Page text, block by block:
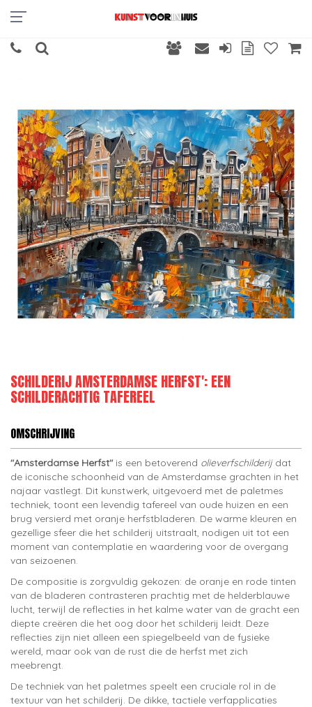
SCHILDERIJ AMSTERDAMSE HERFST': EEN
SCHILDERACHTIG TAFEREEL
OMSCHRIJVING
"Amsterdamse Herfst" is een betoverend olieverfschilderijdat
de iconische schoonheid van de Amsterdamse grachten in het
najaar vastlegt. Dit kunstwerk, uitgevoerd met de paletmes
techniek, toont een levendig tafereel van oude huizen en een
brug versierd met oranje herfstbladeren. De warme kleuren en
gezellige sfeer die het schilderij uitstraalt, nodigen uit tot een
moment van contemplatie en waardering voor de overgang
van seizoenen.
De compositie is zorgvuldig gekozen: de oranje en rode tinten
van de bladeren contrasteren prachtig met de helderblauwe
lucht, terwijl de reflecties in het kalme water van de gracht een
diepte creëren die het oog door het schilderij leidt. Deze
reflecties zijn niet alleen een spiegelbeeld van de fysieke
wereld, maar ook van de rust die de herfst met zich
meebrengt.
De techniek van het paletmes speelt een cruciale rol in de
textuur van het schilderij. De dikke, tactiele verfapplicaties